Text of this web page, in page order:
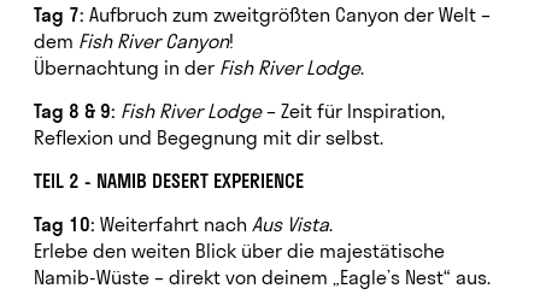
Tag 7: Aufbruch zum zweitgrößten Canyon der Welt –
dem Fish River Canyon!
Übernachtung in der Fish River Lodge.
Tag 8 & 9: Fish River Lodge– Zeit für Inspiration,
Reflexion und Begegnung mit dir selbst.
TEIL 2 - NAMIB DESERT EXPERIENCE
Tag 10: Weiterfahrt nach Aus Vista.
Erlebe den weiten Blick über die majestätische
Namib-Wüste – direkt von deinem „Eagle’s Nest“ aus.